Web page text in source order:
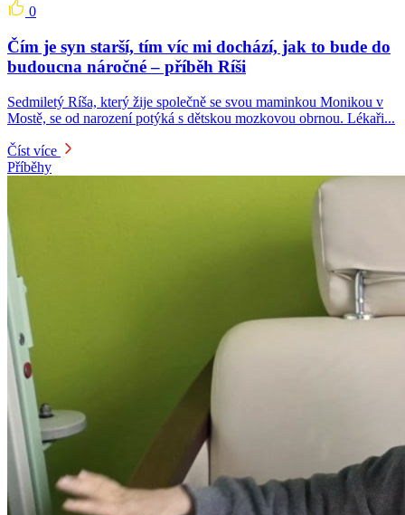
0
Čím je syn starší, tím víc mi dochází, jak to bude do
budoucna náročné – příběh Ríši
Sedmiletý Ríša, který žije společně se svou maminkou Monikou v
Mostě, se od narození potýká s dětskou mozkovou obrnou. Lékaři...
Číst více
Příběhy